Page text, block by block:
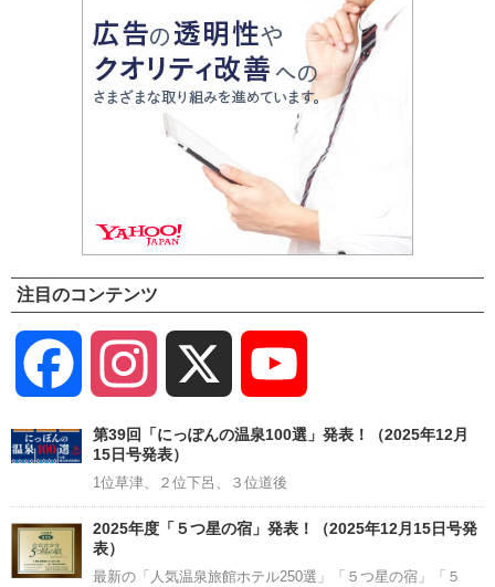
注目のコンテンツ
Facebook Instagram
Channel
第39回「にっぽんの温泉100選」発表！（2025年12月
15日号発表）
1位草津、２位下呂、３位道後
2025年度「５つ星の宿」発表！（2025年12月15日号発
表）
最新の「人気温泉旅館ホテル250選」「５つ星の宿」「５